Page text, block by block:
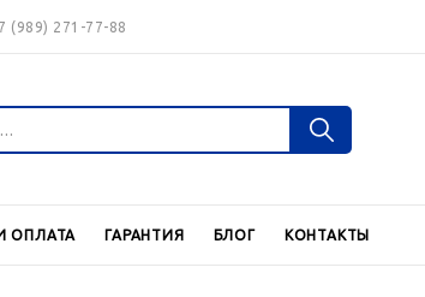
(989) 271-77-88
ОПЛАТА ГАРАНТИЯ БЛОГ КОНТАКТЫ